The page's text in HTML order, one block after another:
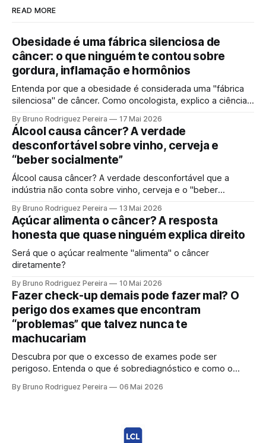
READ MORE
Obesidade é uma fábrica silenciosa de
câncer: o que ninguém te contou sobre
gordura, inflamação e hormônios
Entenda por que a obesidade é considerada uma "fábrica
silenciosa" de câncer. Como oncologista, explico a ciência
desequilíbrio hormonal que alimentam tumores.
By Bruno Rodriguez Pereira 17 Mai 2026
Álcool causa câncer? A verdade
desconfortável sobre vinho, cerveja e
“beber socialmente”
Álcool causa câncer? A verdade desconfortável que a
indústria não conta sobre vinho, cerveja e o "beber
ciência moderna não sustenta mais a ideia de uma "dose
segura".
By Bruno Rodriguez Pereira 13 Mai 2026
Açúcar alimenta o câncer? A resposta
honesta que quase ninguém explica direito
Será que o açúcar realmente "alimenta" o câncer
diretamente?
By Bruno Rodriguez Pereira 10 Mai 2026
Fazer check-up demais pode fazer mal? O
perigo dos exames que encontram
“problemas” que talvez nunca te
machucariam
Descubra por que o excesso de exames pode ser
perigoso. Entenda o que é sobrediagnóstico e como o
desnecessários e ansiedade.
By Bruno Rodriguez Pereira 06 Mai 2026